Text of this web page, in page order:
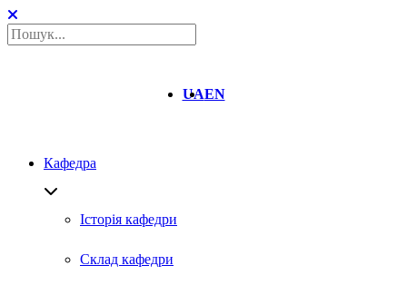
UAEN
Кафедра
Історія кафедри
Склад кафедри